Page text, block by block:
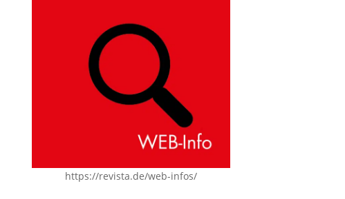
https://revista.de/web-infos/